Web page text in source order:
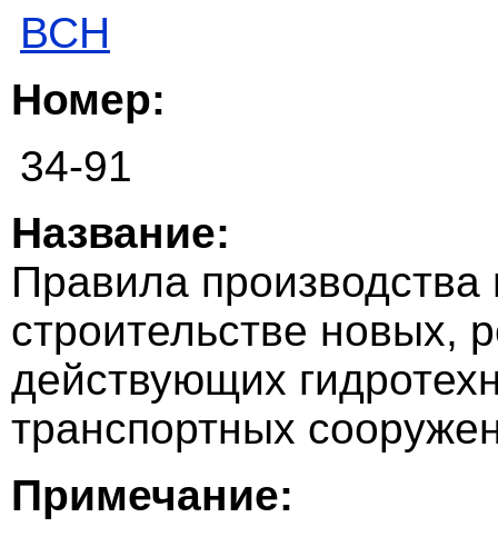
ВСН
Номер:
34-91
Название:
Правила
строительстве новых,
действующих
транспортных
Примечание: